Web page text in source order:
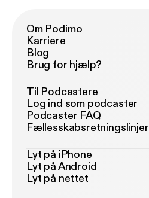
Om Podimo
Karriere
Blog
Brug for hjælp?
Til Podcastere
Log ind som podcaster
Podcaster FAQ
Fællesskabsretningslinjer
Lyt på iPhone
Lyt på Android
Lyt på nettet